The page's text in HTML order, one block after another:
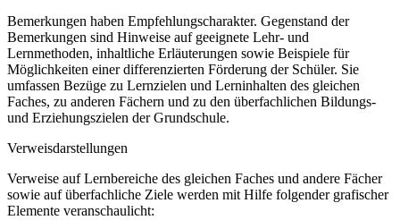
Bemerkungen haben Empfehlungscharakter. Gegenstand der
Bemerkungen sind Hinweise auf geeignete Lehr- und
Lernmethoden, inhaltliche Erläuterungen sowie Beispiele für
Möglichkeiten einer differenzierten Förderung der Schüler. Sie
umfassen Bezüge zu Lernzielen und Lerninhalten des gleichen
Faches, zu anderen Fächern und zu den überfachlichen Bildungs-
und Erziehungszielen der Grundschule.
Verweisdarstellungen
Verweise auf Lernbereiche des gleichen Faches und andere Fächer
sowie auf überfachliche Ziele werden mit Hilfe folgender grafischer
Elemente veranschaulicht: